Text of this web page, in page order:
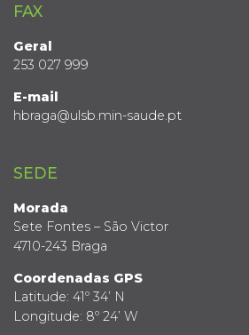
FAX
Geral
253 027 999
E-mail
hbraga@ulsb.min-saude.pt
SEDE
Morada
Sete Fontes – São Victor
4710-243 Braga
Coordenadas GPS
Latitude: 41º 34’ N
Longitude: 8º 24’ W